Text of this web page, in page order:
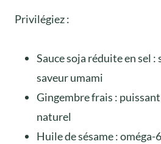
Privilégiez :
Sauce soja réduite en sel
saveur umami
Gingembre frais :
naturel
Huile de sésame :